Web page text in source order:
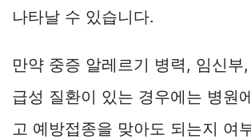
나타날 수 있습니다.
만약 중증 알레르기 병력, 임신부
급성 질환이 있는 경우에는 병원
고 예방접종을 맞아도 되는지 여